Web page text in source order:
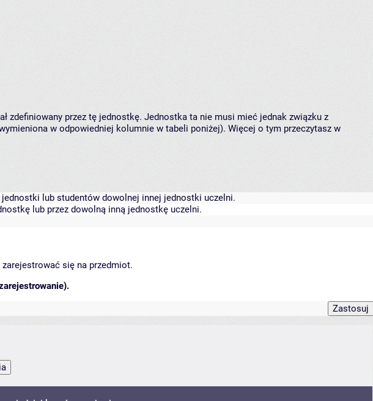
zdefiniowany przez tę jednostkę. Jednostka ta nie musi mieć jednak związku z
w odpowiedniej kolumnie w tabeli poniżej). Więcej o tym przeczytasz w
lub studentów dowolnej innej jednostki uczelni.
lub przez dowolną inną jednostkę uczelni.
się na przedmiot.